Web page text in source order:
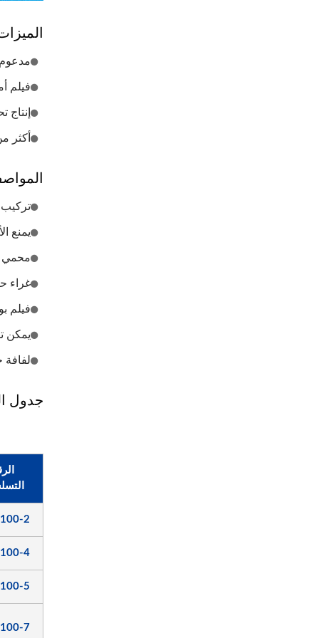
فيلم
أكثر من 40 عامًا من الخبرة في صناعة
يمنع
محمي
غراء
فيلم
يمكن
لفافة
جدول
2
4
5
7